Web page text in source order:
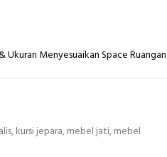
Menyesuaikan Space Ruangan
,kursi jepara,mebel jati,mebel